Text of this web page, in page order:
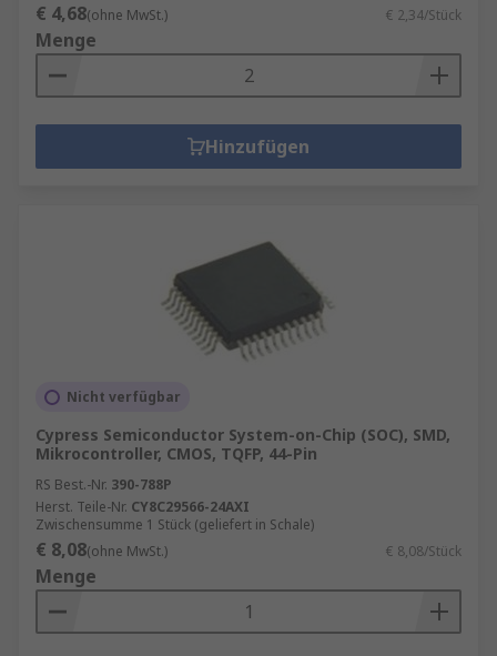
€ 4,68(ohne MwSt.) € 2,34/Stück
Menge
Hinzufügen
Nicht verfügbar
Cypress Semiconductor System-on-Chip (SOC), SMD,
Mikrocontroller, CMOS, TQFP, 44-Pin
RS Best.-Nr. 390-788P
Herst. Teile-Nr. CY8C29566-24AXI
Zwischensumme 1 Stück (geliefert in Schale)
€ 8,08(ohne MwSt.) € 8,08/Stück
Menge